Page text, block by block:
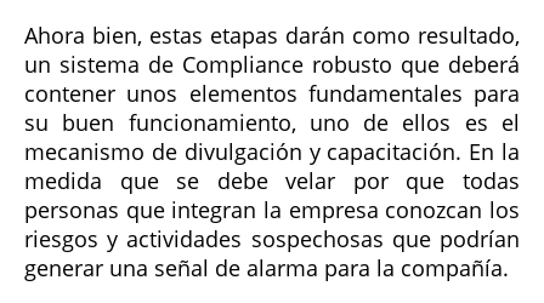
Ahora bien, estas etapas darán como resultado,
un sistema de Compliance robusto que deberá
contener unos elementos fundamentales para
su buen funcionamiento, uno de ellos es el
mecanismo de divulgación y capacitación. En la
medida que se debe velar por que todas
personas que integran la empresa conozcan los
riesgos y actividades sospechosas que podrían
generar una señal de alarma para la compañía.